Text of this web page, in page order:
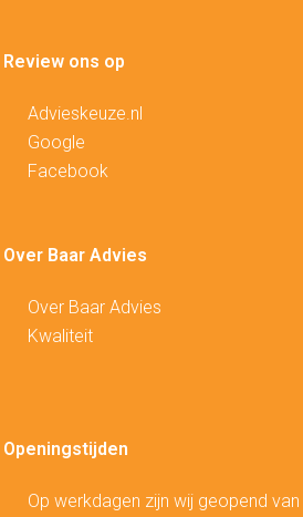
Review ons op
Advieskeuze.nl
Google
Facebook
Over Baar Advies
Over Baar Advies
Kwaliteit
Openingstijden
Op werkdagen zijn wij geopend